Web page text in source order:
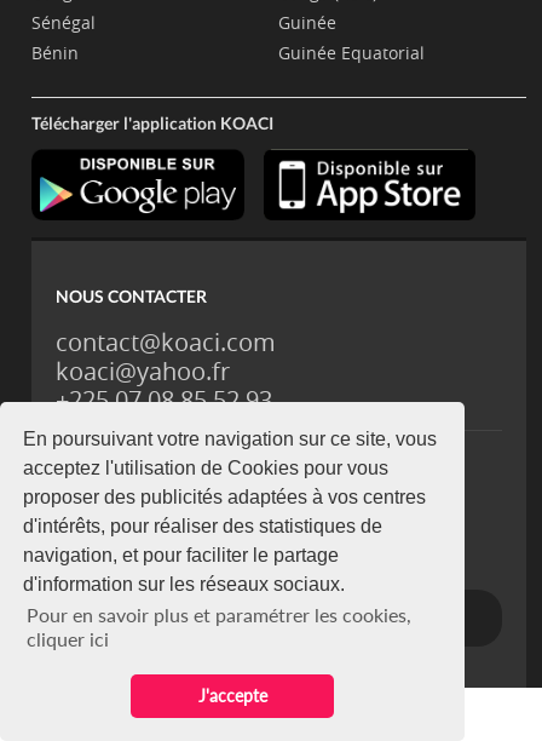
En poursuivant votre navigation sur ce site, vous
acceptez l'utilisation de Cookies pour vous
proposer des publicités adaptées à vos centres
d'intérêts, pour réaliser des statistiques de
navigation, et pour faciliter le partage
d'information sur les réseaux sociaux.
Pour en savoir plus et paramétrer les cookies,
cliquer ici
J'accepte
Sénégal
Bénin
Guinée
Guinée Equatorial
Télécharger l'application KOACI
NOUS CONTACTER
contact@koaci.com
koaci@yahoo.fr
+225 07 08 85 52 93
NEWSLETTER
Restez connecté via notre newsletter
S'abonner
Se désabonner